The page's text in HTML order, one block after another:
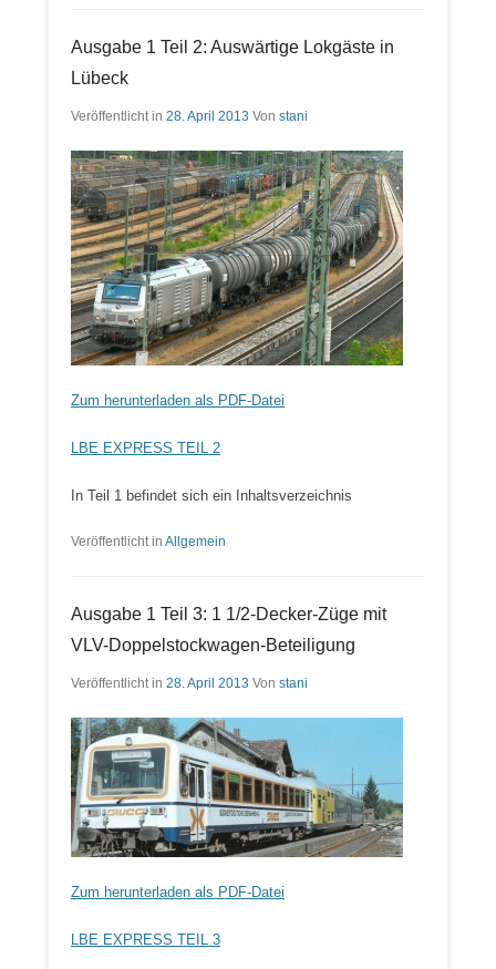
Ausgabe 1 Teil 2: Auswärtige Lokgäste in
Lübeck
Veröffentlicht in 28. April 2013 Von stani
Zum herunterladen als PDF-Datei
LBE EXPRESS TEIL 2
In Teil 1 befindet sich ein Inhaltsverzeichnis
Veröffentlicht in Allgemein
Ausgabe 1 Teil 3: 1 1/2-Decker-Züge mit
VLV-Doppelstockwagen-Beteiligung
Veröffentlicht in 28. April 2013 Von stani
Zum herunterladen als PDF-Datei
LBE EXPRESS TEIL 3